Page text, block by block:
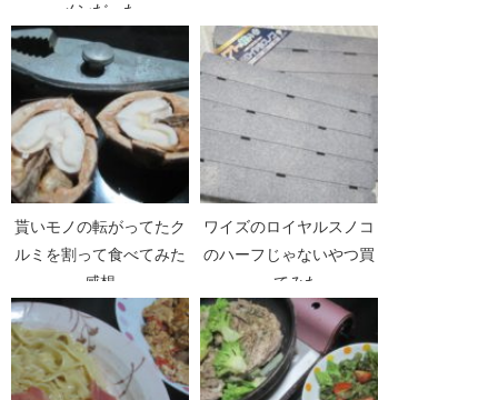
メンだった
貰いモノの転がってたク
ルミを割って食べてみた
感想
ワイズのロイヤルスノコ
のハーフじゃないやつ買
ってみた